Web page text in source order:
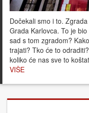
Dočekali smo i to.
Grada Karlovca. To je
sad s tom zgradom?
trajati? Tko će to
koliko će nas sve to
VIŠE